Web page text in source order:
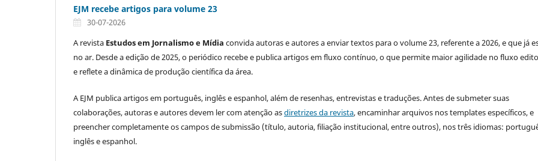
EJM recebe artigos para volume 23
30-07-2026
A revista Estudos em Jornalismo e Mídia convida autoras e autores a enviar textos para o volume 23, referente a 2026, e que já
no ar. Desde a edição de 2025, o periódico recebe e publica artigos em fluxo contínuo, o que permite maior agilidade no fluxo
e reflete a dinâmica de produção científica da área.
A EJM publica artigos em português, inglês e espanhol, além de resenhas, entrevistas e traduções. Antes de submeter suas
colaborações, autoras e autores devem ler com atenção asdiretrizes da revista, encaminhar arquivos nos templates específicos, e
preencher completamente os campos de submissão (título, autoria, filiação institucional, entre outros), nos três idiomas:
inglês e espanhol.